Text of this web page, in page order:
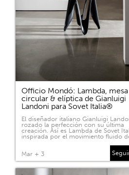
Officio Mondó: Lambda, mesa
circular & elíptica de Gianluigi
Landoni para Sovet Italia®
El diseñador italiano Gianluigi
rozado la perfección con su última
creación. Así es Lambda de Sovet
inspirada por el movimiento fluido
Mar + 3